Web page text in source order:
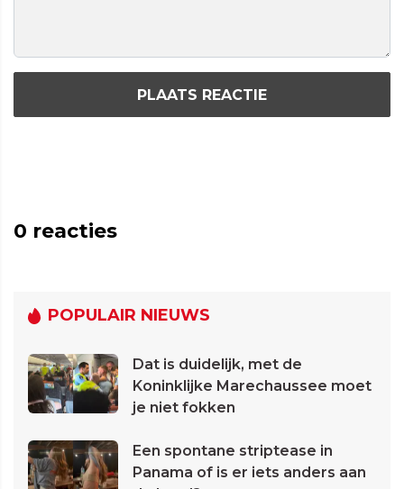
PLAATS REACTIE
0 reacties
POPULAIR NIEUWS
Dat is duidelijk, met de
Koninklijke Marechaussee moet
je niet fokken
Een spontane striptease in
Panama of is er iets anders aan